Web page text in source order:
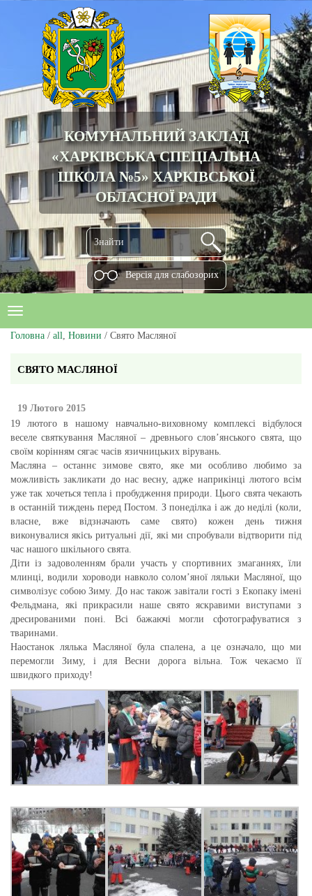
КОМУНАЛЬНИЙ ЗАКЛАД
«ХАРКІВСЬКА СПЕЦІАЛЬНА
ШКОЛА №5» ХАРКІВСЬКОЇ
ОБЛАСНОЇ РАДИ
Версiя для слабозорих
Головна / all, Новини / Свято Масляної
СВЯТО МАСЛЯНОЇ
19 Лютого 2015
19 лютого в нашому навчально-виховному комплексі відбулося
веселе святкування Масляної – древнього слов’янського свята, що
своїм корінням сягає часів язичницьких вірувань.
Масляна – останнє зимове свято, яке ми особливо любимо за
можливість закликати до нас весну, адже наприкінці лютого всім
уже так хочеться тепла і пробудження природи. Цього свята чекають
в останній тиждень перед Постом. З понеділка і аж до неділі (коли,
власне, вже відзначають саме свято) кожен день тижня
виконувалися якісь ритуальні дії, які ми спробували відтворити під
час нашого шкільного свята.
Діти із задоволенням брали участь у спортивних змаганнях, їли
млинці, водили хороводи навколо солом’яної ляльки Масляної, що
символізує собою Зиму. До нас також завітали гості з Екопаку імені
Фельдмана, які прикрасили наше свято яскравими виступами з
дресированими поні. Всі бажаючі могли сфотографуватися з
тваринами.
Наостанок лялька Масляної була спалена, а це означало, що ми
перемогли Зиму, і для Весни дорога вільна. Тож чекаємо її
швидкого приходу!